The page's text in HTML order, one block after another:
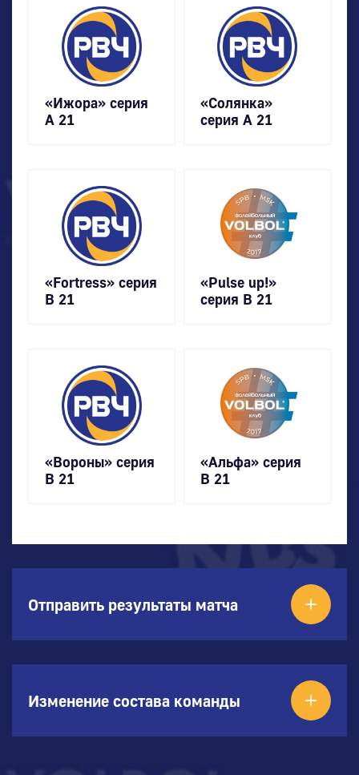
«Ижора» серия
А 21
«Солянка»
серия А 21
«Fortress» серия
В 21
«Pulse up!»
серия В 21
«Вороны» серия
В 21
«Альфа» серия
В 21
Отправить результаты матча
Изменение состава команды